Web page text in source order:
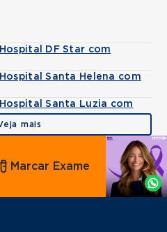
DF Star com
Santa Helena com
Santa Luzia com
mais
Agende
por
Whatsapp
Marcar Exame